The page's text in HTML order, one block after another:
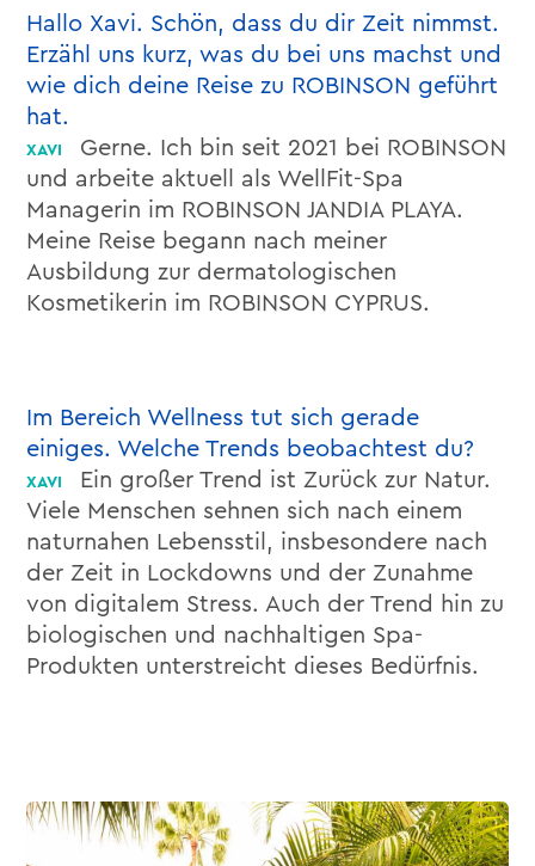
Hallo Xavi. Schön, dass du dir Zeit nimmst.
Erzähl uns kurz, was du bei uns machst und
wie dich deine Reise zu ROBINSON geführt
hat.
Gerne. Ich bin seit 2021 bei ROBINSON
und arbeite aktuell als WellFit-Spa
Managerin im ROBINSON JANDIA PLAYA.
Meine Reise begann nach meiner
Ausbildung zur dermatologischen
Kosmetikerin im ROBINSON CYPRUS.
Im Bereich Wellness tut sich gerade
einiges. Welche Trends beobachtest du?
Ein großer Trend ist Zurück zur Natur.
Viele Menschen sehnen sich nach einem
naturnahen Lebensstil, insbesondere nach
der Zeit in Lockdowns und der Zunahme
von digitalem Stress. Auch der Trend hin zu
biologischen und nachhaltigen Spa-
Produkten unterstreicht dieses Bedürfnis.